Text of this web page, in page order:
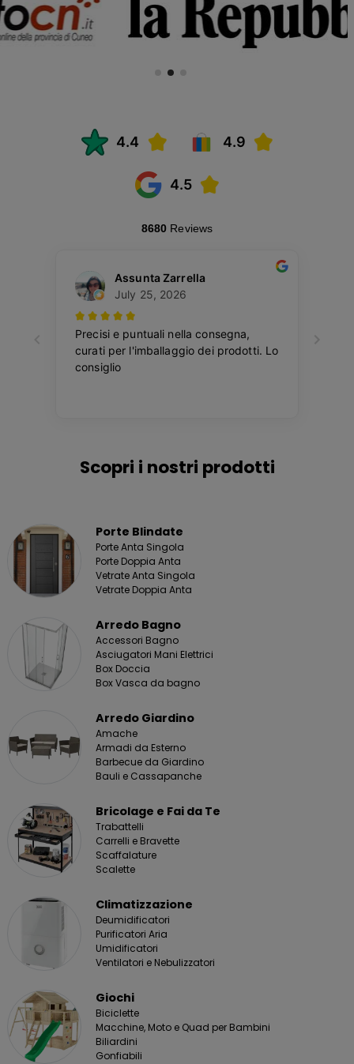
Scopri i nostri prodotti
Porte Blindate
Porte Anta Singola
Porte Doppia Anta
Vetrate Anta Singola
Vetrate Doppia Anta
Arredo Bagno
Accessori Bagno
Asciugatori Mani Elettrici
Box Doccia
Box Vasca da bagno
Arredo Giardino
Amache
Armadi da Esterno
Barbecue da Giardino
Bauli e Cassapanche
Bricolage e Fai da Te
Trabattelli
Carrelli e Bravette
Scaffalature
Scalette
Climatizzazione
Deumidificatori
Purificatori Aria
Umidificatori
Ventilatori e Nebulizzatori
Giochi
Biciclette
Macchine, Moto e Quad per Bambini
Biliardini
Gonfiabili